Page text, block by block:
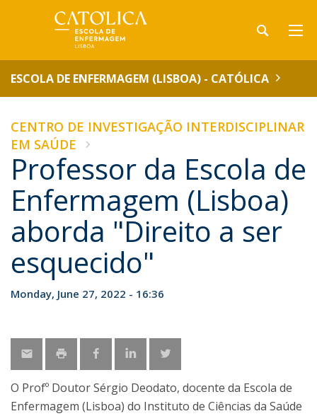
ESCOLA DE ENFERMAGEM (LISBOA) - CATÓLICA
CENTRO DE INVESTIGAÇÃO INTERDISCIPLINAR
EM SAÚDE
Professor da Escola de
Enfermagem (Lisboa)
aborda "Direito a ser
esquecido"
Monday, June 27, 2022 - 16:36
O Profº Doutor Sérgio Deodato, docente da Escola de
Enfermagem (Lisboa) do Instituto de Ciências da Saúde